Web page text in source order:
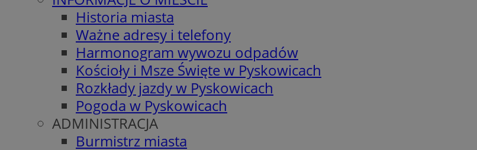
Historia miasta
Ważne adresy i telefony
Harmonogram wywozu odpadów
Kościoły i Msze Święte w Pyskowicach
Rozkłady jazdy w Pyskowicach
Pogoda w Pyskowicach
ADMINISTRACJA
Burmistrz miasta